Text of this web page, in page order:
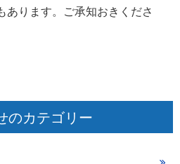
あります。ご承知おきくださ
のカテゴリー